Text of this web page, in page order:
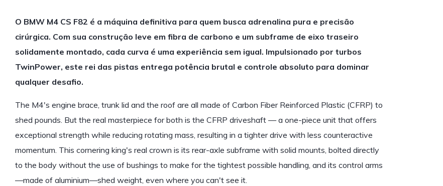
O BMW M4 CS F82 é a máquina definitiva para quem busca adrenalina pura e precisão
cirúrgica. Com sua construção leve em fibra de carbono e um subframe de eixo traseiro
solidamente montado, cada curva é uma experiência sem igual. Impulsionado por turbos
TwinPower, este rei das pistas entrega potência brutal e controle absoluto para dominar
qualquer desafio.
The M4's engine brace, trunk lid and the roof are all made of Carbon Fiber Reinforced Plastic (CFRP) to
shed pounds. But the real masterpiece for both is the CFRP driveshaft — a one-piece unit that offers
exceptional strength while reducing rotating mass, resulting in a tighter drive with less counteractive
momentum. This cornering king's real crown is its rear-axle subframe with solid mounts, bolted directly
to the body without the use of bushings to make for the tightest possible handling, and its control arms
—made of aluminium—shed weight, even where you can't see it.